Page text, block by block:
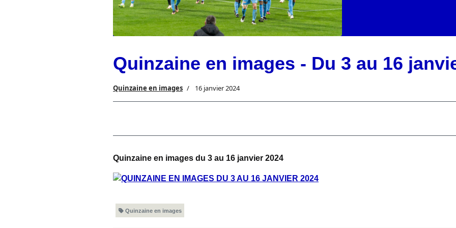
Quinzaine en images - Du 3 au 16
Quinzaine en images 16 janvier 2024
Quinzaine en images du 3 au 16 janvier 2024
Quinzaine en images